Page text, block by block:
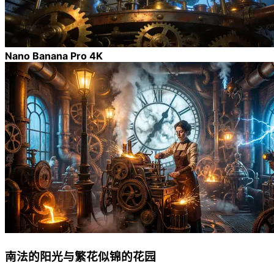
Nano Banana Pro 4K
南法的阳光与繁花似锦的花园